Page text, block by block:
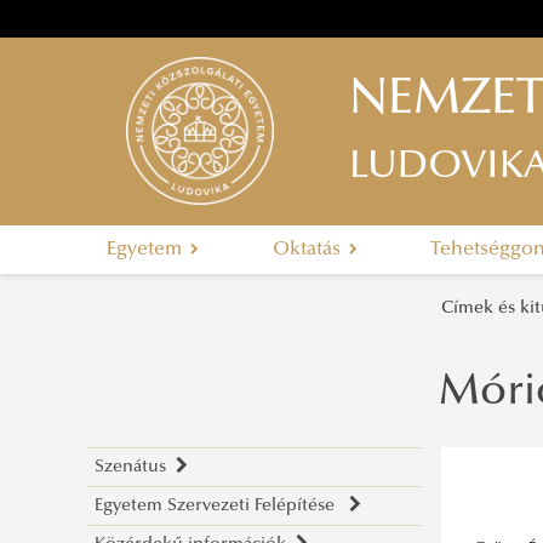
Egyetem Oktatás
Címek és
Szenátus
A szenátus tagjai
Egyetem Szervezeti Felépítése